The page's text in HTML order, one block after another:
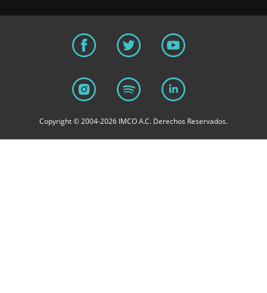
Copyright © 2004-2026 IMCO A.C. Derechos Reservados.